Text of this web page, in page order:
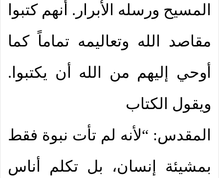
المسيح ورسله الأبرار. أنهم كتبوا
مقاصد الله وتعاليمه تماماً كما
أوحي إليهم من الله أن يكتبوا.
ويقول الكتاب
المقدس: “لأنه لم تأت نبوة فقط
بمشيئة إنسان، بل تكلم أناس